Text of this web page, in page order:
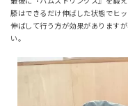
膝はできるだけ伸ばした状態でヒ
伸ばして行う方が効果があります
い。